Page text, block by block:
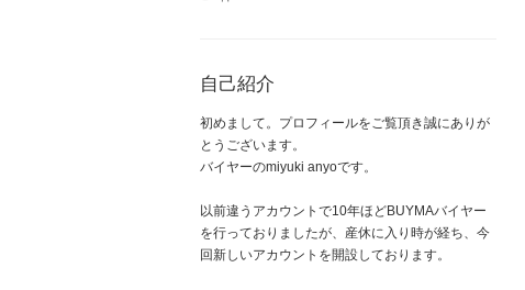
自己紹介
初めまして。プロフィールをご覧頂き誠にありが
とうございます。
バイヤーのmiyuki anyoです。
以前違うアカウントで10年ほどBUYMAバイヤー
を行っておりましたが、産休に入り時が経ち、今
回新しいアカウントを開設しております。